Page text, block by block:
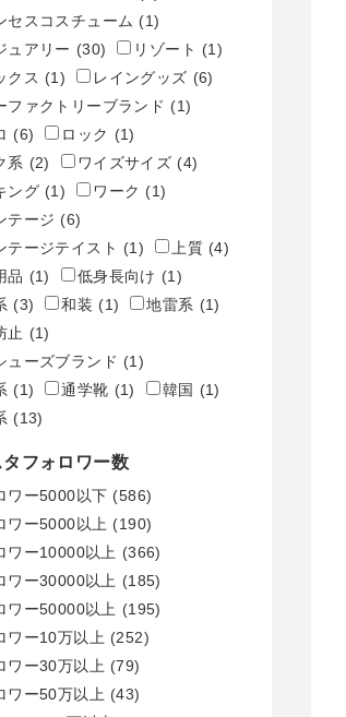
セスコスチューム (1)
ュアリー (30) リゾート (1)
クス (1) レイングッズ (6)
ファクトリーブランド (1)
(6) ロック (1)
系 (2) ワイズサイズ (4)
ング (1) ワーク (1)
テージ (6)
テージテイスト (1) 上質 (4)
品 (1) 低身長向け (1)
(3) 和装 (1) 地雷系 (1)
止 (1)
ューズブランド (1)
(1) 通学靴 (1) 韓国 (1)
(13)
タフォロワー数
ワー5000以下 (586)
ワー5000以上 (190)
ワー10000以上 (366)
ワー30000以上 (185)
ワー50000以上 (195)
ワー10万以上 (252)
ワー30万以上 (79)
ワー50万以上 (43)